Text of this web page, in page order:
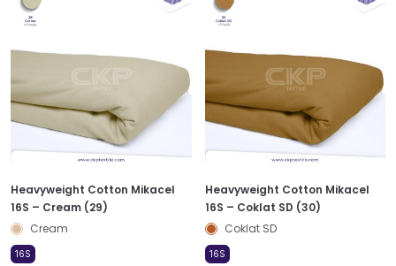
Heavyweight Cotton Mikacel
16S – Cream (29)
Cream
16S
Heavyweight Cotton Mikacel
16S – Coklat SD (30)
Coklat SD
16S